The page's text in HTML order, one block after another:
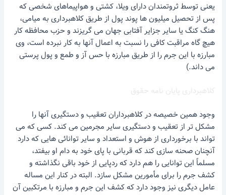
یعنی توسط ثروتمندان دارای ویلا، کشتی و هواپیماهای شخصی که
پس از تحصیل میلیون ها پوند پول از طریق کلاهبرداری به میامی،
هنگ کنگ یا سایر جزایر آفتابی جهان می گریزند و حزب محافظه کار
هیچ گاه مراقبت کافی را نسبت به اعمال آنها به کار نبرده است، وی
مبارزه با این جرم را از طریق مبارزه با حس آز و طمع و پول پرستی
می داند.)
وجود همین خصیصه در کلاهبرداران تعقیب و دستگیری آنها را
مشکل تر از تعقیب و دستگیری سایر مجرمین می کند. کسی که می
تواند با برخورداری از هوش و استعداد و سایر توانائی هایی که دارد
آنچنان صحنه سازی کند که قربانی با پای خود به دام او بیفتد،
مسلماً این توانایی را هم دارد که ردپایی از خود باقی نگذاشته و
کشف جرم را برای مأمورین مشکل سازد. البته در کنار این مساله
عامل دیگری نیز وجود دارد که کشف این جرم و مبارزه با مرتکبین آن